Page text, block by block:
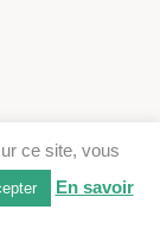
ce site, vous
En savoir